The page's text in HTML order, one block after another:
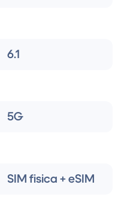
6.1
5G
SIM fisica + eSIM